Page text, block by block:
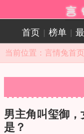
首页 榜单
当前位置： 言情兔首页
男主角叫玺御
是？